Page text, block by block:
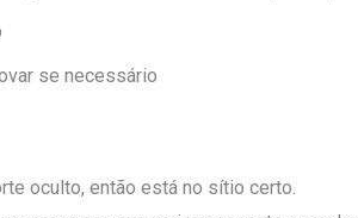
se necessário
oculto, então está no sítio certo.